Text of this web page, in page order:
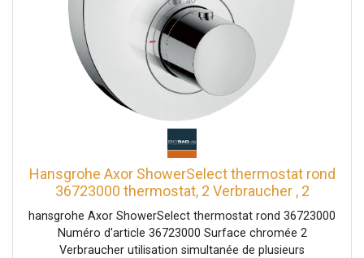
Hansgrohe Axor ShowerSelect thermostat rond
36723000 thermostat, 2 Verbraucher , 2
Verbraucher
hansgrohe Axor ShowerSelect thermostat rond 36723000
Numéro d'article 36723000 Surface chromée 2
Verbraucher utilisation simultanée de plusieurs